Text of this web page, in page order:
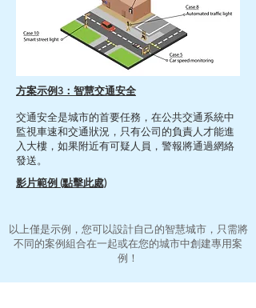
方案示例3：智慧交通安全
交通安全是城市的首要任務，在公共交通系統中
監視車速和交通狀況，只有公司的負責人才能進
入大樓，如果附近有可疑人員，警報將通過網絡
發送。
影片範例 (點擊此處)
以上僅是示例，您可以設計自己的智慧城市，只需將
不同的案例組合在一起或在您的城市中創建專用案
例！